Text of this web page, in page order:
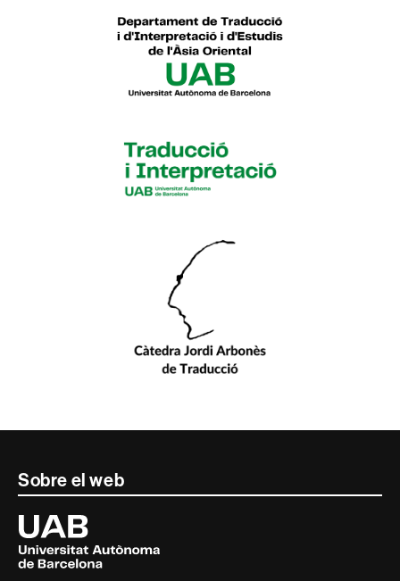
Contacte
informació
Sobre el web
Universitat
Autònoma
de
Barcelona